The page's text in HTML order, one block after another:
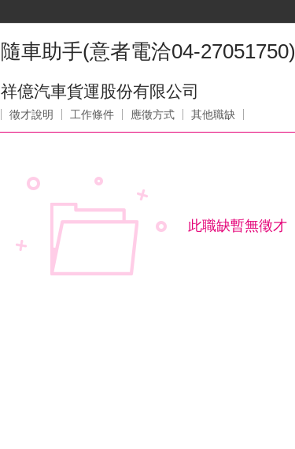
隨車助手(意者電洽04-27051750)
祥億汽車貨運股份有限公司
徵才說明 工作條件 應徵方式 其他職缺
此職缺暫無徵才